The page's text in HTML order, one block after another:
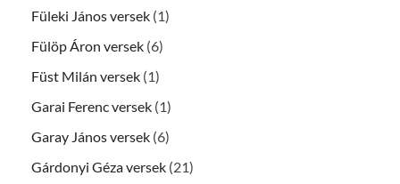
Füleki János versek (1)
Fülöp Áron versek (6)
Füst Milán versek (1)
Garai Ferenc versek (1)
Garay János versek (6)
Gárdonyi Géza versek (21)